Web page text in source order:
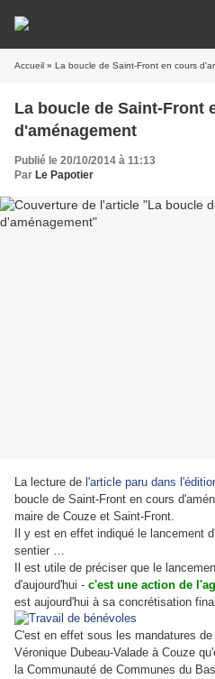
Accueil » La boucle de Saint-Front en cours
La boucle de Saint-Front
d'aménagement
Publié le 20/10/2014 à 11:13
Par Le Papotier
La lecture de l'article paru dans
boucle de Saint-Front en cours
maire de Couze et Saint-Front.
Il y est en effet indiqué le lancement
sentier …
Il est utile de préciser que le
d'aujourd'hui - c'est une action de
est aujourd'hui à sa concrétisation
C'est en effet sous les mandatures
Véronique Dubeau-Valade à Couze
la Communauté de Communes du